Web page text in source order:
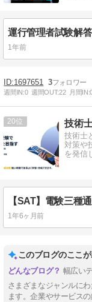
1年前
1697651 3
週間IN:0 週間OUT:22 月間IN:
20 技術
技術士
対策や
を発信
1年6ヶ月前
このブログのここ
幅広い
さまざまなジャンルに
ます。企業やサービス